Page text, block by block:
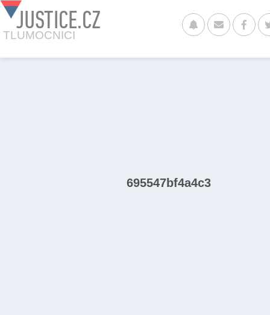
JUSTICE.CZ
TLUMOCNICI
695547bf4a4c3